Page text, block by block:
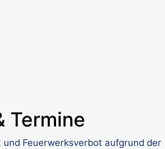
Termine
Feuerwerksverbot aufgrund der